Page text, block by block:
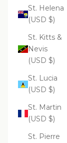
St. Helena
(USD $)
St. Kitts &
Nevis
(USD $)
St. Lucia
(USD $)
St. Martin
(USD $)
St. Pierre